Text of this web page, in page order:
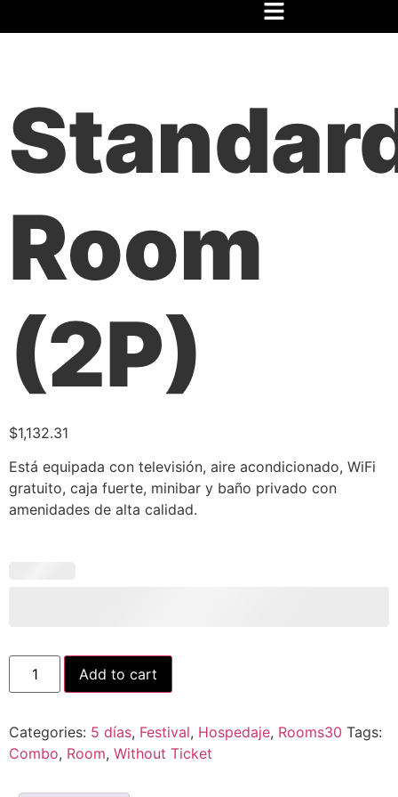
/ Habitación Estándar (2P)
Room
(2P)
$1,132.31
Está equipada con televisión, aire acondicionado, WiFi
gratuito, caja fuerte, minibar y baño privado con
amenidades de alta calidad.
Add to cart
Categories: 5 días, Festival, Hospedaje, Rooms30 Tags:
Combo, Room, Without Ticket